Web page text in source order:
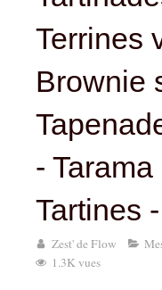
Terrines
Brownie
-
Tartines
Zest' de Flow
1.3K vues